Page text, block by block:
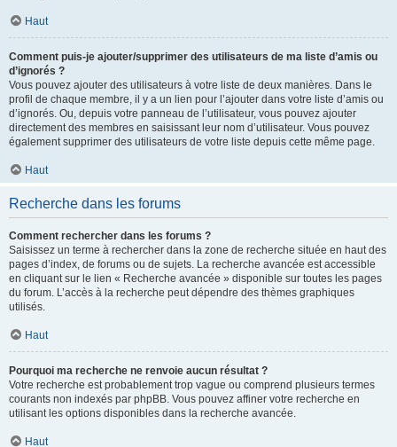
Haut
Comment puis-je ajouter/supprimer des utilisateurs de ma liste d’amis ou
d’ignorés ?
Vous pouvez ajouter des utilisateurs à votre liste de deux manières. Dans le
profil de chaque membre, il y a un lien pour l’ajouter dans votre liste d’amis ou
d’ignorés. Ou, depuis votre panneau de l’utilisateur, vous pouvez ajouter
directement des membres en saisissant leur nom d’utilisateur. Vous pouvez
également supprimer des utilisateurs de votre liste depuis cette même page.
Haut
Recherche dans les forums
Comment rechercher dans les forums ?
Saisissez un terme à rechercher dans la zone de recherche située en haut des
pages d’index, de forums ou de sujets. La recherche avancée est accessible
en cliquant sur le lien « Recherche avancée » disponible sur toutes les pages
du forum. L’accès à la recherche peut dépendre des thèmes graphiques
utilisés.
Haut
Pourquoi ma recherche ne renvoie aucun résultat ?
Votre recherche est probablement trop vague ou comprend plusieurs termes
courants non indexés par phpBB. Vous pouvez affiner votre recherche en
utilisant les options disponibles dans la recherche avancée.
Haut